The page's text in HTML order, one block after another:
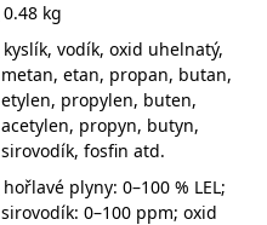
0.48 kg
kyslík, vodík, oxid uhelnatý,
metan, etan, propan, butan,
etylen, propylen, buten,
acetylen, propyn, butyn,
sirovodík, fosfin atd.
hořlavé plyny: 0–100 % LEL;
sirovodík: 0–100 ppm; oxid